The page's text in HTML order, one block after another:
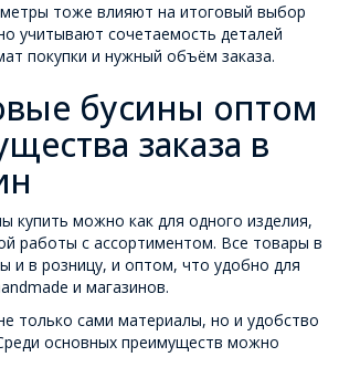
тоже влияют на итоговый выбор
учитывают сочетаемость деталей
покупки и нужный объём заказа.
бусины оптом
заказа в
купить можно как для одного изделия,
работы с ассортиментом. Все товары в
и в розницу, и оптом, что удобно для
и магазинов.
только сами материалы, но и удобство
основных преимуществ можно